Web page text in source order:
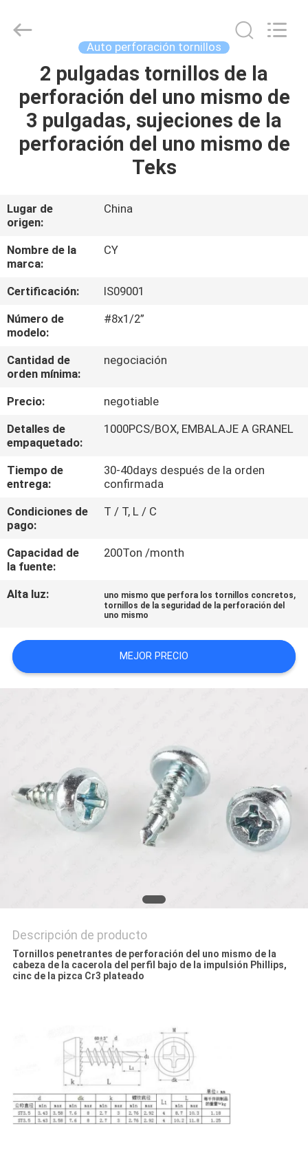
HOGAR
PRODUCTOS
SOBRE
VIAJE
DE
LA
FÁBRICA
CONTROL
DE
ÉNTRENOS
EN
CONTACTO
CON
NOTICIAS
PIDA
CITA
MAPA
PRIVACY
POLICY
Fastener.
Co,LTD.
Auto perforación tornillos
2 pulgadas tornillos de la
perforación del uno mismo de
3 pulgadas, sujeciones de la
perforación del uno mismo de
Teks
Lugar de
origen:
China
Nombre de la
marca:
CY
Certificación:
IS09001
Número de
modelo:
#8x1/2”
Cantidad de
orden mínima:
negociación
Precio:
negotiable
Detalles de
empaquetado:
1000PCS/BOX, EMBALAJE A GRANEL
Tiempo de
entrega:
30-40days después de la orden
confirmada
Condiciones de
pago:
T / T, L / C
Capacidad de
la fuente:
200Ton /month
Alta luz: uno mismo que perfora los tornillos concretos,
tornillos de la seguridad de la perforación del
uno mismo
MEJOR PRECIO
Descripción de producto
Tornillos penetrantes de perforación del uno mismo de la
cabeza de la cacerola del perfil bajo de la impulsión Phillips,
cinc de la pizca Cr3 plateado